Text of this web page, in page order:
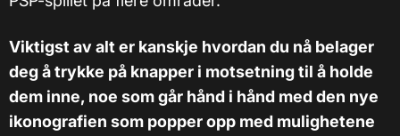
Viktigst av alt er kanskje hvordan du nå belager
deg å trykke på knapper i motsetning til å holde
dem inne, noe som går hånd i hånd med den nye
ikonografien som popper opp med mulighetene